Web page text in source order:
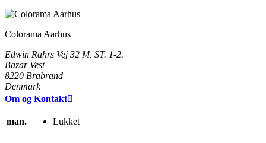
Colorama Aarhus
Edwin Rahrs Vej 32 M, ST. 1-2.
Bazar Vest
8220 Brabrand
Denmark
Om og Kontakt
man. Lukket